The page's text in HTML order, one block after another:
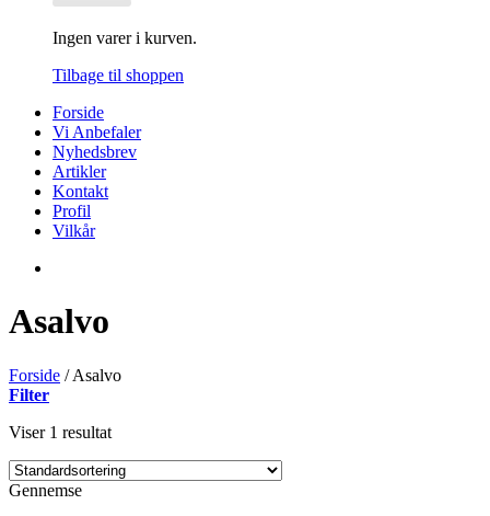
Ingen varer i kurven.
Tilbage til shoppen
Forside
Vi Anbefaler
Nyhedsbrev
Artikler
Kontakt
Profil
Vilkår
Asalvo
Forside /Asalvo
Filter
Viser 1 resultat
Gennemse